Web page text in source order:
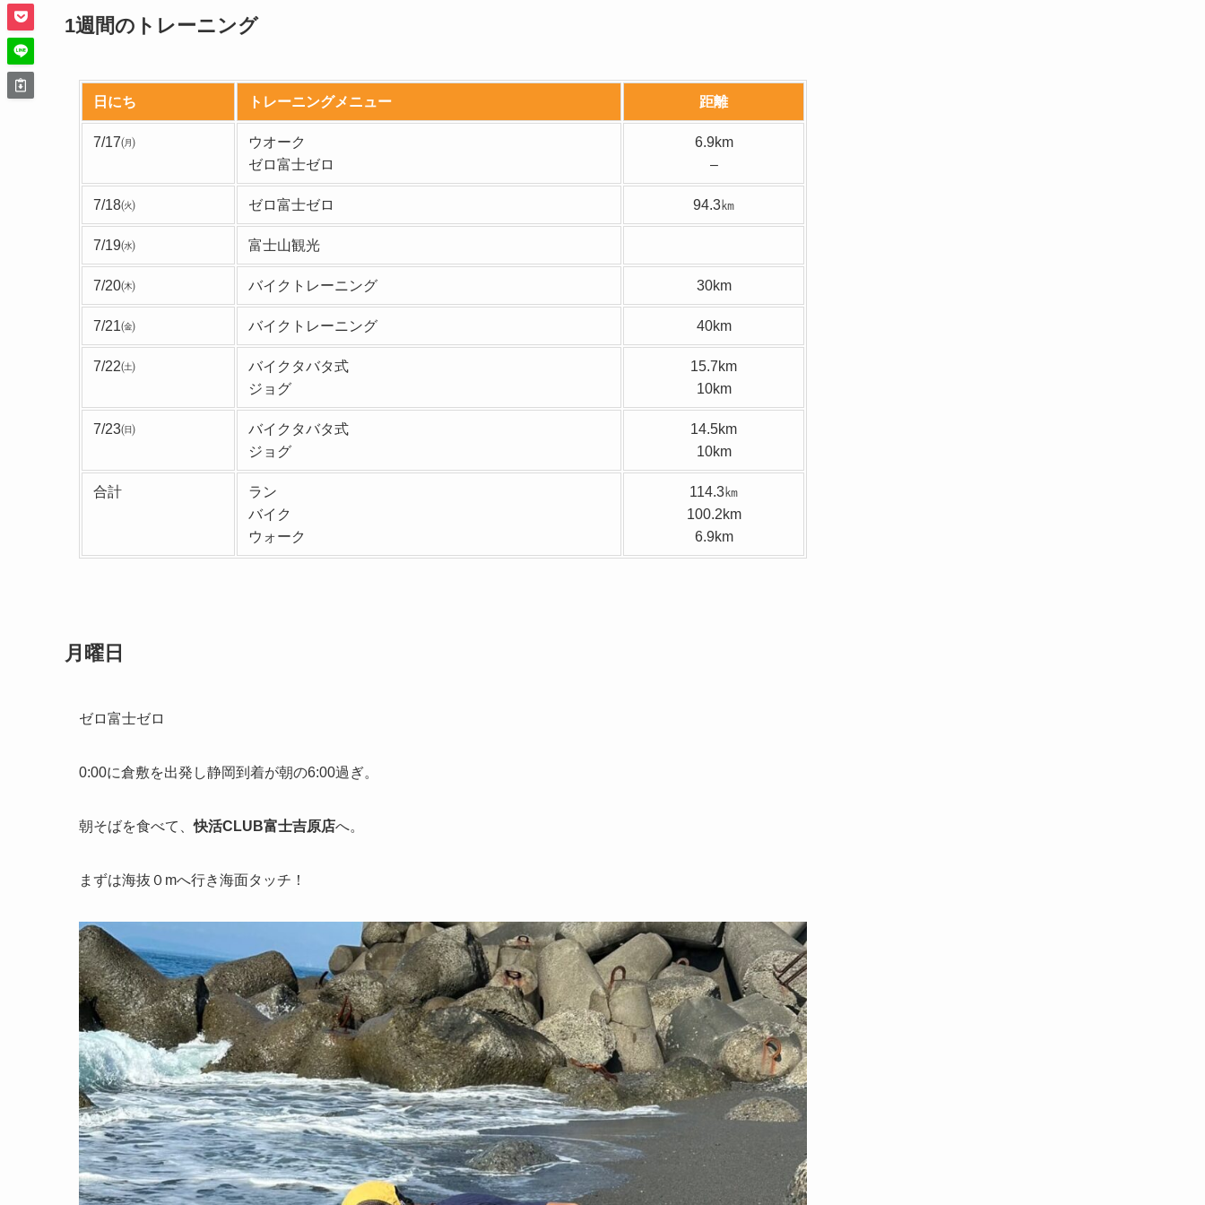
1週間のトレーニング
日にち トレーニングメニュー 距離
7/17㈪
ウオーク
ゼロ富士ゼロ
6.9km
–
7/18㈫ ゼロ富士ゼロ 94.3㎞
7/19㈬ 富士山観光
7/20㈭ バイクトレーニング 30km
7/21㈮ バイクトレーニング 40km
7/22㈯
バイクタバタ式
ジョグ
15.7km
10km
7/23㈰
バイクタバタ式
ジョグ
14.5km
10km
合計
ラン
バイク
ウォーク
114.3㎞
100.2km
6.9km
月曜日
ゼロ富士ゼロ
0:00に倉敷を出発し静岡到着が朝の6:00過ぎ。
朝そばを食べて、快活CLUB富士吉原店へ。
まずは海抜０mへ行き海面タッチ！